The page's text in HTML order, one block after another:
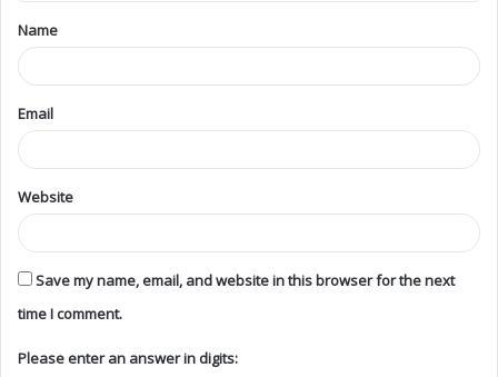
Name
Email
Website
Save my name, email, and website in this browser for the next
time I comment.
Please enter an answer in digits: